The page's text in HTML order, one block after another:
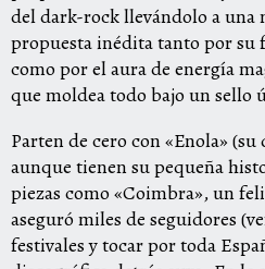
del dark-rock llevándolo a una
propuesta inédita tanto por su
como por el aura de energía
que moldea todo bajo un sello
Parten de cero con «Enola»
aunque tienen su pequeña
piezas como «Coimbra», un
aseguró miles de seguidores
festivales y tocar por toda